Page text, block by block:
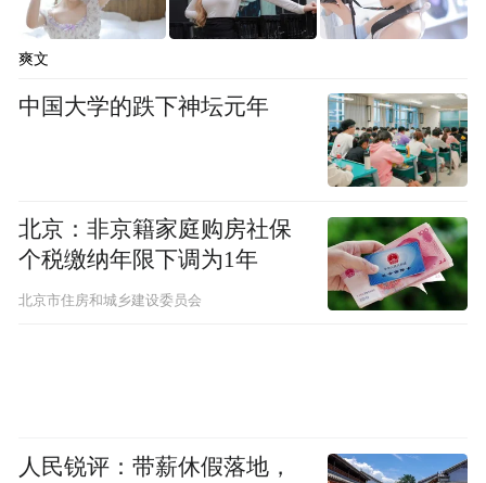
爽文
中国大学的跌下神坛元年
北京：非京籍家庭购房社保
个税缴纳年限下调为1年
北京市住房和城乡建设委员会
人民锐评：带薪休假落地，